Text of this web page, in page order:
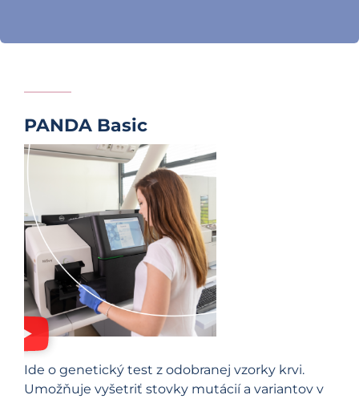
PANDA Basic
Ide o genetický test z odobranej vzorky krvi.
Umožňuje vyšetriť stovky mutácií a variantov v